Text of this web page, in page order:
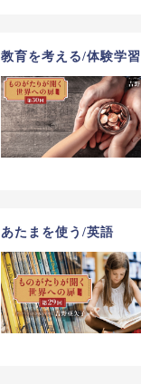
教育を考える/体験学習
あたまを使う/英語